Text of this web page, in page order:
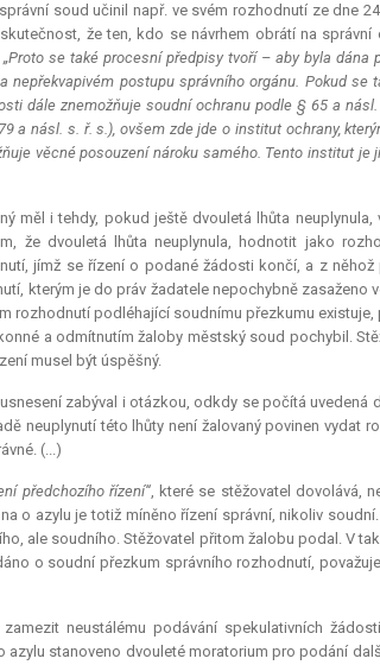
soud učinil např. ve svém rozhodnutí ze dne
že ten, kdo se návrhem obrátí na
„Proto se také procesní předpisy tvoří – aby byla
nepřekvapivém postupu správního orgánu. Pokud se
dále znemožňuje soudní ochranu podle § 65 a
a násl. s. ř. s.), ovšem zde jde o institut ochrany,
věcné posouzení nároku samého. Tento institut
měl i tehdy, pokud ještě dvouletá lhůta
že dvouletá lhůta neuplynula, hodnotit jako
jímž se řízení o podané žádosti končí, a z
kterým je do práv žadatele nepochybně zasaženo
rozhodnutí podléhající soudnímu přezkumu
a odmítnutím žaloby městský soud pochybil.
musel být úspěšný.
zabýval i otázkou, odkdy se počítá
neuplynutí této lhůty není žalovaný povinen vydat
(...)
předchozího řízení“, které se stěžovatel dovolává,
o azylu je totiž míněno řízení správní, nikoliv
ale soudního. Stěžovatel přitom žalobu podal. V
o soudní přezkum správního rozhodnutí,
neustálému podávání spekulativních
azylu stanoveno dvouletémoratorium pro podání